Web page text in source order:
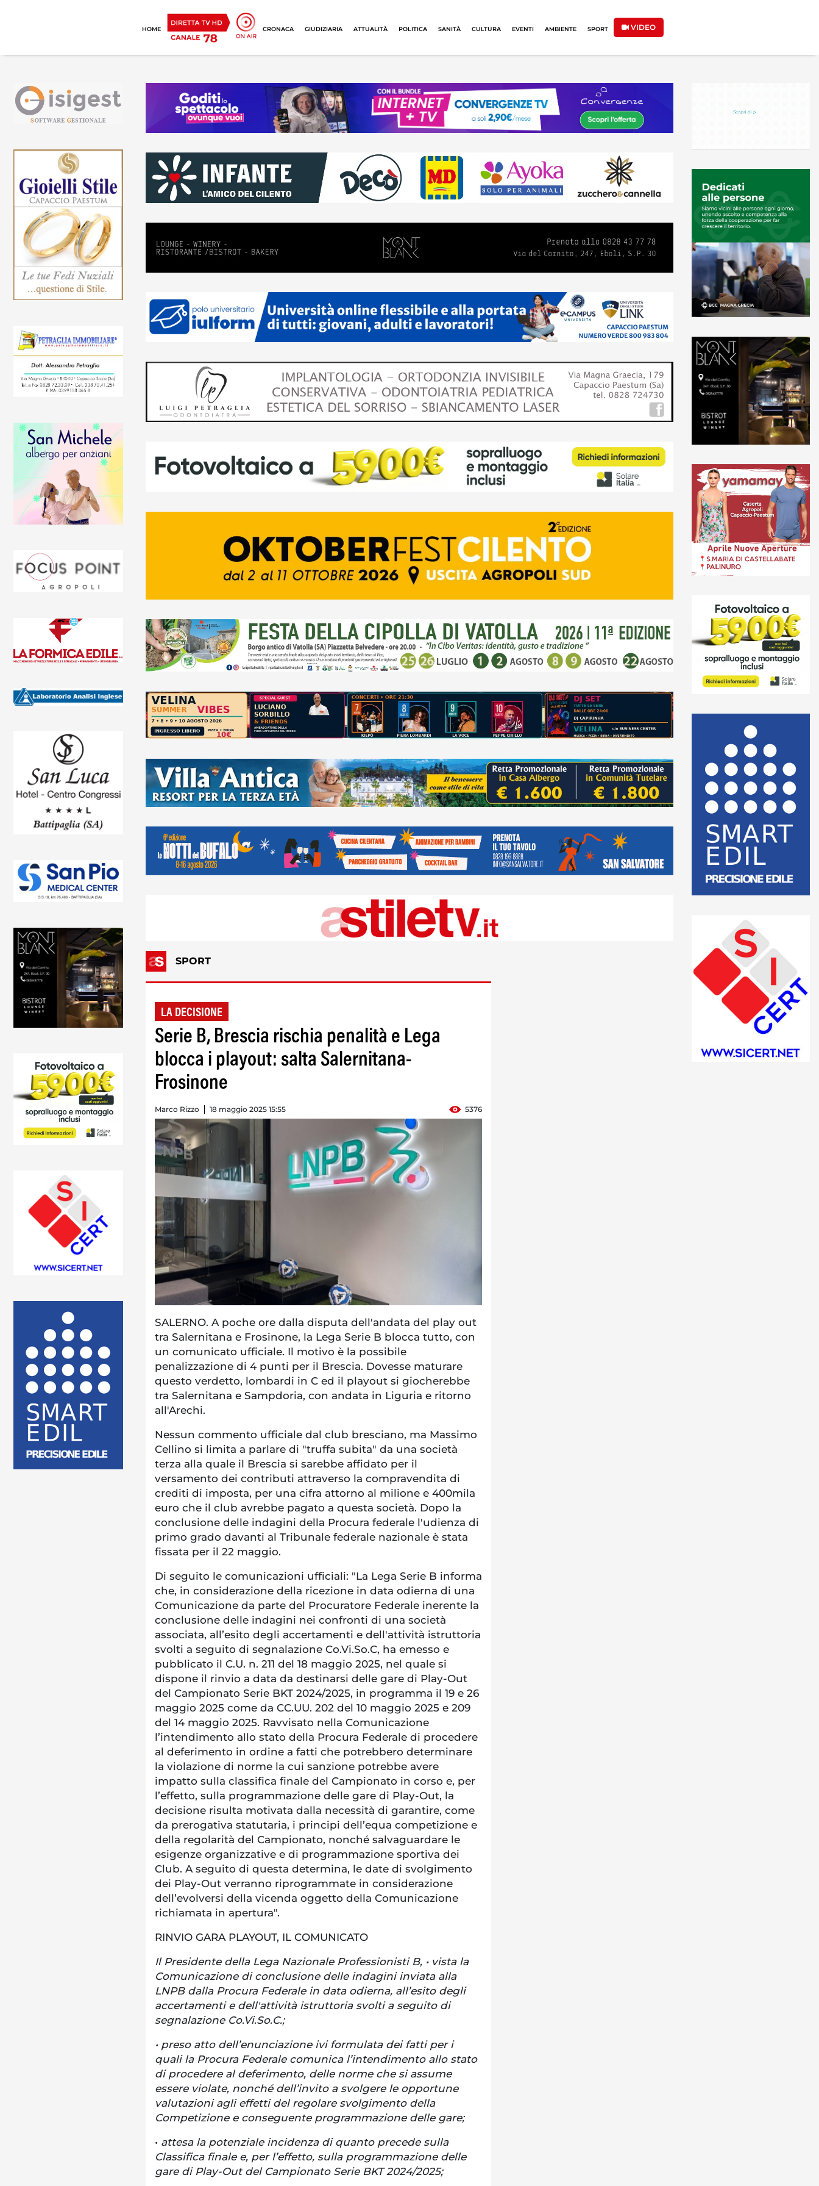
HOME CRONACA GIUDIZIARIA ATTUALITÀ POLITICA SANITÀ CULTURA EVENTI AMBIENTE SPORT VIDEO
SPORT
LA DECISIONE
Serie B, Brescia rischia penalità e Lega
blocca i playout: salta Salernitana-
Frosinone
Marco Rizzo 18 maggio 2025 15:55 5376
SALERNO. A poche ore dalla disputa dell'andata del play out
tra Salernitana e Frosinone, la Lega Serie B blocca tutto, con
un comunicato ufficiale. Il motivo è la possibile
penalizzazione di 4 punti per il Brescia. Dovesse maturare
questo verdetto, lombardi in C ed il playout si giocherebbe
tra Salernitana e Sampdoria, con andata in Liguria e ritorno
all'Arechi.
Nessun commento ufficiale dal club bresciano, ma Massimo
Cellino si limita a parlare di "truffa subita" da una società
terza alla quale il Brescia si sarebbe affidato per il
versamento dei contributi attraverso la compravendita di
crediti di imposta, per una cifra attorno al milione e 400mila
euro che il club avrebbe pagato a questa società. Dopo la
conclusione delle indagini della Procura federale l'udienza di
primo grado davanti al Tribunale federale nazionale è stata
fissata per il 22 maggio.
Di seguito le comunicazioni ufficiali: "La Lega Serie B informa
che, in considerazione della ricezione in data odierna di una
Comunicazione da parte del Procuratore Federale inerente la
conclusione delle indagini nei confronti di una società
associata, all’esito degli accertamenti e dell'attività istruttoria
svolti a seguito di segnalazione Co.Vi.So.C, ha emesso e
pubblicato il C.U. n. 211 del 18 maggio 2025, nel quale si
dispone il rinvio a data da destinarsi delle gare di Play-Out
del Campionato Serie BKT 2024/2025, in programma il 19 e 26
maggio 2025 come da CC.UU. 202 del 10 maggio 2025 e 209
del 14 maggio 2025. Ravvisato nella Comunicazione
l’intendimento allo stato della Procura Federale di procedere
al deferimento in ordine a fatti che potrebbero determinare
la violazione di norme la cui sanzione potrebbe avere
impatto sulla classifica finale del Campionato in corso e, per
l’effetto, sulla programmazione delle gare di Play-Out, la
decisione risulta motivata dalla necessità di garantire, come
da prerogativa statutaria, i principi dell’equa competizione e
della regolarità del Campionato, nonché salvaguardare le
esigenze organizzative e di programmazione sportiva dei
Club. A seguito di questa determina, le date di svolgimento
dei Play-Out verranno riprogrammate in considerazione
dell’evolversi della vicenda oggetto della Comunicazione
richiamata in apertura".
RINVIO GARA PLAYOUT, IL COMUNICATO
Il Presidente della Lega Nazionale Professionisti B, • vista la
Comunicazione di conclusione delle indagini inviata alla
LNPB dalla Procura Federale in data odierna, all’esito degli
accertamenti e dell'attività istruttoria svolti a seguito di
segnalazione Co.Vi.So.C.;
• preso atto dell’enunciazione ivi formulata dei fatti per i
quali la Procura Federale comunica l’intendimento allo stato
di procedere al deferimento, delle norme che si assume
essere violate, nonché dell’invito a svolgere le opportune
valutazioni agli effetti del regolare svolgimento della
Competizione e conseguente programmazione delle gare;
• attesa la potenziale incidenza di quanto precede sulla
Classifica finale e, per l’effetto, sulla programmazione delle
gare di Play-Out del Campionato Serie BKT 2024/2025;